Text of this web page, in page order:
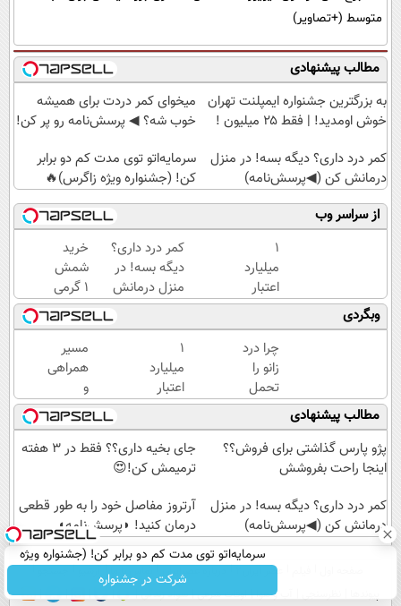
متوسط (+تصاویر)
مطالب پیشنهادی
به بزرگترین جشنواره ایمپلنت تهران
خوش اومدید! | فقط ۲۵ میلیون !
میخوای کمر دردت برای همیشه
خوب شه؟ ◀ پرسش‌نامه رو پر کن!
کمر درد داری؟ دیگه بسه! در منزل
درمانش کن (◀پرسش‌نامه)
سرمایه‌اتو توی مدت کم دو برابر
کن! (جشنواره ویژه زاگرس)🔥
از سراسر وب
۱
میلیارد
اعتبار
خرید
طلا |
بدون
ضامن
و چک
کمر درد داری؟
دیگه بسه! در
منزل درمانش
کن
(◀پرسش‌نامه)
خرید
شمش
1 گرمی
از
طلاسی
وبگردی
چرا درد
زانو را
تحمل
می‌کنی؟
خیلی
ساده
کن
۱
میلیارد
اعتبار
خرید
طلا |
بدون
ضامن
مسیر
همراهی
و
گزارش
عملکرد
گروه
۱۴۰۴
مطالب پیشنهادی
پژو پارس گذاشتی برای فروش؟؟
اینجا راحت بفروشش
جای بخیه داری؟؟ فقط در 3 هفته
ترمیمش کن!😍
کمر درد داری؟ دیگه بسه! در منزل
درمانش کن (◀پرسش‌نامه)
آرتروز مفاصل خود را به طور قطعی
درمان کنید! ◗پرسش‌نامه◖
سرمایه‌اتو توی مدت کم دو برابر کن! (جشنواره ویژه
زاگرس)🔥
شرکت در جشنواره عصر ایران۲ درباره عصرایران تماس با ما
آب و هوا اوقات شرعی سواد زندگی